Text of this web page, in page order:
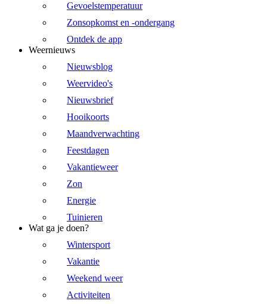
Gevoelstemperatuur
Zonsopkomst en -ondergang
Ontdek de app
Weernieuws
Nieuwsblog
Weervideo's
Nieuwsbrief
Hooikoorts
Maandverwachting
Feestdagen
Vakantieweer
Zon
Energie
Tuinieren
Wat ga je doen?
Wintersport
Vakantie
Weekend weer
Activiteiten